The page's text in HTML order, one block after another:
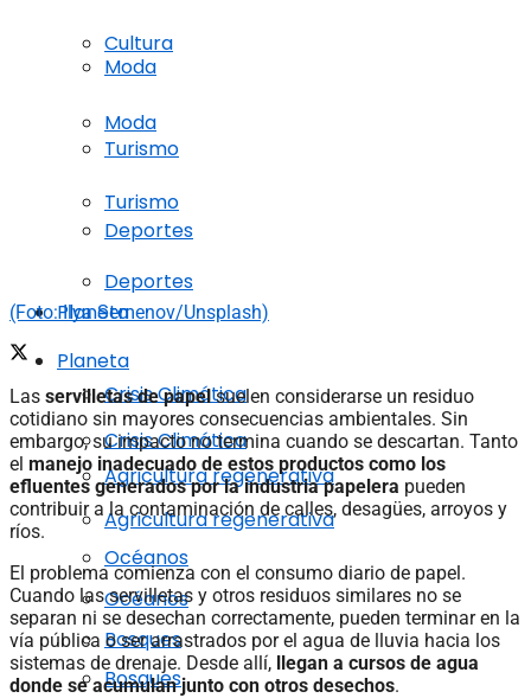
Moda
Turismo
Deportes
Planeta
Crisis Climática
Agricultura regenerativa
Océanos
Bosques
Cultura
Moda
Turismo
Deportes
Planeta
Crisis Climática
Agricultura regenerativa
Océanos
Bosques
(Foto: Ilya Semenov/Unsplash)
Las servilletas de papelsuelen considerarse un residuo
cotidiano sin mayores consecuencias ambientales. Sin
embargo, su impacto no termina cuando se descartan. Tanto
el manejo inadecuado de estos productos como los
efluentes generados por la industria papelera pueden
contribuir a la contaminación de calles, desagües, arroyos y
ríos.
El problema comienza con el consumo diario de papel.
Cuando las servilletas y otros residuos similares no se
separan ni se desechan correctamente, pueden terminar en la
vía pública o ser arrastrados por el agua de lluvia hacia los
sistemas de drenaje. Desde allí, llegan a cursos de agua
donde se acumulan junto con otros desechos.